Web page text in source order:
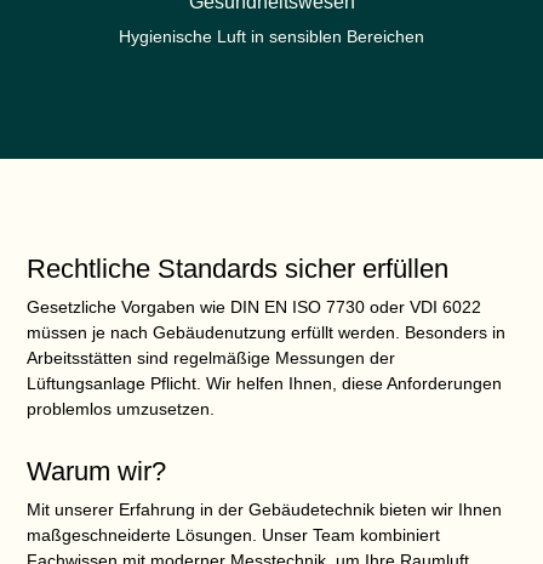
Hygienische Luft in sensiblen Bereichen
Rechtliche Standards sicher erfüllen
Gesetzliche Vorgaben wie DIN EN ISO 7730 oder VDI 6022
müssen je nach Gebäudenutzung erfüllt werden. Besonders in
Arbeitsstätten sind regelmäßige Messungen der
Lüftungsanlage Pflicht. Wir helfen Ihnen, diese Anforderungen
problemlos umzusetzen.
Warum wir?
Mit unserer Erfahrung in der Gebäudetechnik bieten wir Ihnen
maßgeschneiderte Lösungen. Unser Team kombiniert